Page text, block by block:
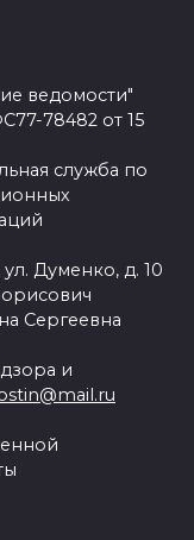
ведомости"
78482 от 15
служба по
Думенко, д. 10
Сергеевна
и